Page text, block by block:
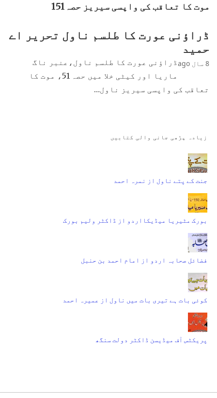
موت کا تعاقب کی واپسی سیریز حصہ151
ڈراؤنی عورت کا طلسم ناول تحریر اے
حمید
8 سال ago
ڈراؤنی عورت کا طلسم ناول،عنبر ناگ
ماریا اور کیٹی خلا میں حصہ 51، موت کا
تعاقب کی واپسی سیریز ناول…
زیادہ پڑھی جانی والی کتابیں
جنت کے پتے ناول از نمرہ احمد
بورک مٹیریا میڈیکااردو از ڈاکٹر ولیم بورک
فضائل صحابہ اردو از امام احمد بن حنبل
کوئی بات ہے تیری بات میں ناول از عمیرہ احمد
پریکٹس آف میڈیسن ڈاکٹر دولت سنگھ